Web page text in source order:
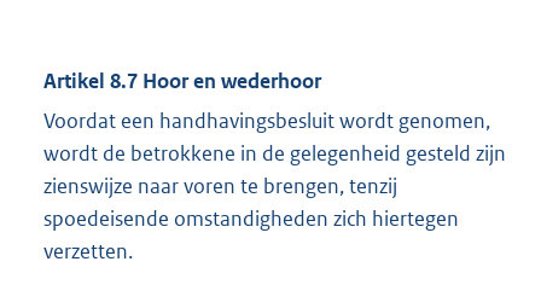
Artikel 8.7 Hoor en wederhoor
Voordat een handhavingsbesluit wordt genomen,
wordt de betrokkene in de gelegenheid gesteld zijn
zienswijze naar voren te brengen, tenzij
spoedeisende omstandigheden zich hiertegen
verzetten.